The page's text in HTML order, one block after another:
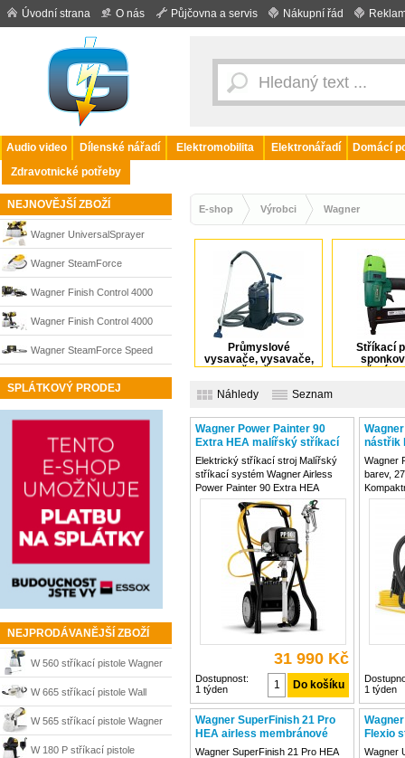
Úvodní strana O nás Půjčovna a servis Nákupní řád
Audio video Dílenské nářadí Elektromobilita Elektronářadí
Domácí
Zdravotnické potřeby
NEJNOVĚJŠÍ ZBOŽÍ
Wagner UniversalSprayer
W600 Flexio aku pistole pro
nástřik barev, 18 V, bez aku,
2420174
Wagner SteamForce
odstraňovač tapet 2000 W
Wagner Finish Control 4000
18V Set, 370 W, XVLP stříkací
systém s 2× 4Ah aku,
Wagner Finish Control 4000
18V, 370 W, XVLP stříkací
systém, bez aku a nabíječky,
2453687
Wagner SteamForce Speed
Pro parní odstraňovač tapet
SPLÁTKOVÝ PRODEJ
NEJPRODÁVANĚJŠÍ ZBOŽÍ
W 560 stříkací pistole Wagner
W 665 stříkací pistole Wall
Perfect Wagner
W 565 stříkací pistole Wagner
W 180 P stříkací pistole
E-shop Výrobci Wagner
Průmyslové
vysavače, vysavače,
čističe
Stříkací
Náhledy
Seznam
Wagner Power Painter 90
Extra HEA malířský stříkací
systém
Elektrický stříkací stroj Malířský
stříkací systém Wagner Airless
Power Painter 90 Extra HEA
Vlastnosti produktu: Vysoce
efektivní čerpadlo pro menší a
středně velké projekty. Skládací
vozík pro snadnou přepravu a
skladování. Praktický
31 990 Kč
Dostupnost:
1 týden
nástřik
Wagner
barev,
(High
1 týden
Wagner SuperFinish 21 Pro
HEA airless membránové
stříkací zařízení, 2437311
Wagner SuperFinish 21 Pro HEA
Flexio
Wagner